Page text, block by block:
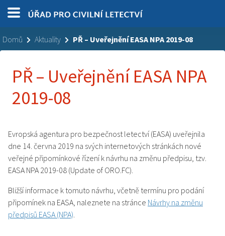
Domů Aktuality PŘ – Uveřejnění EASA NPA 2019-08
PŘ – Uveřejnění EASA NPA
2019-08
Evropská agentura pro bezpečnost letectví (EASA) uveřejnila
dne 14. června 2019 na svých internetových stránkách nové
veřejné připomínkové řízení k návrhu na změnu předpisu, tzv.
EASA NPA 2019-08 (Update of ORO.FC ).
Bližší informace k tomuto návrhu, včetně termínu pro podání
připomínek na EASA, naleznete na stránce Návrhy na změnu
předpisů EASA (NPA).